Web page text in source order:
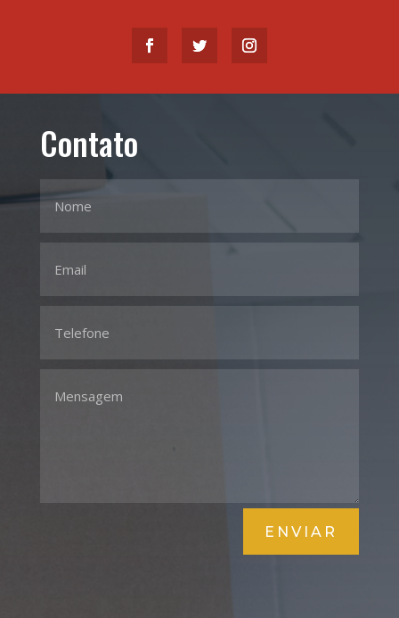
Contato
ENVIAR